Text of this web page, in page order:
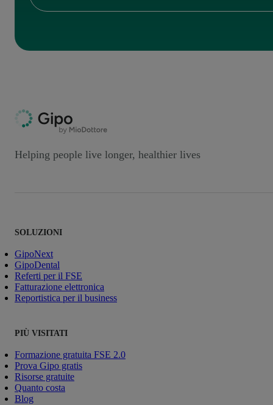
Helping people live longer, healthier lives
SOLUZIONI
GipoNext
GipoDental
Referti per il FSE
Fatturazione elettronica
Reportistica per il business
PIÙ VISITATI
Formazione gratuita FSE 2.0
Prova Gipo gratis
Risorse gratuite
Quanto costa
Blog